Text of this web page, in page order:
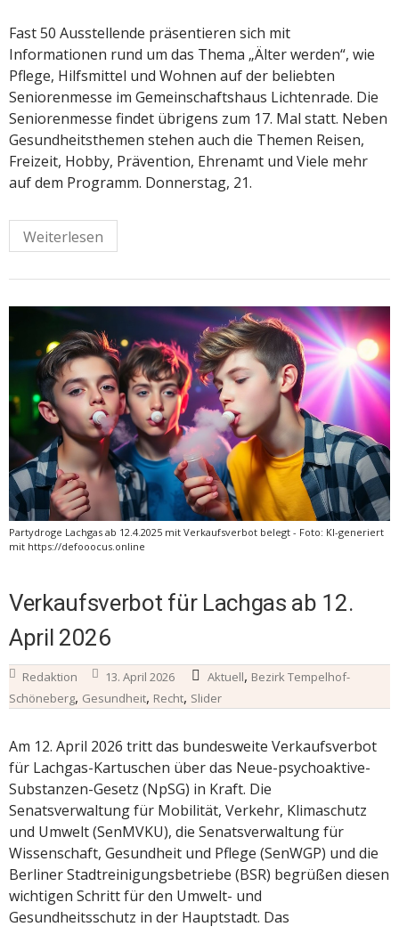
Fast 50 Ausstellende präsentieren sich mit
Informationen rund um das Thema „Älter werden“, wie
Pflege, Hilfsmittel und Wohnen auf der beliebten
Seniorenmesse im Gemeinschaftshaus Lichtenrade. Die
Seniorenmesse findet übrigens zum 17. Mal statt. Neben
Gesundheitsthemen stehen auch die Themen Reisen,
Freizeit, Hobby, Prävention, Ehrenamt und Viele mehr
auf dem Programm. Donnerstag, 21.
Weiterlesen
Partydroge Lachgas ab 12.4.2025 mit Verkaufsverbot belegt - Foto: KI-generiert
mit https://defooocus.online
Verkaufsverbot für Lachgas ab 12.
April 2026
Redaktion 13. April 2026 Aktuell, Bezirk Tempelhof-
Schöneberg, Gesundheit, Recht, Slider
Am 12. April 2026 tritt das bundesweite Verkaufsverbot
für Lachgas-Kartuschen über das Neue-psychoaktive-
Substanzen-Gesetz (NpSG) in Kraft. Die
Senatsverwaltung für Mobilität, Verkehr, Klimaschutz
und Umwelt (SenMVKU), die Senatsverwaltung für
Wissenschaft, Gesundheit und Pflege (SenWGP) und die
Berliner Stadtreinigungsbetriebe (BSR) begrüßen diesen
wichtigen Schritt für den Umwelt- und
Gesundheitsschutz in der Hauptstadt. Das